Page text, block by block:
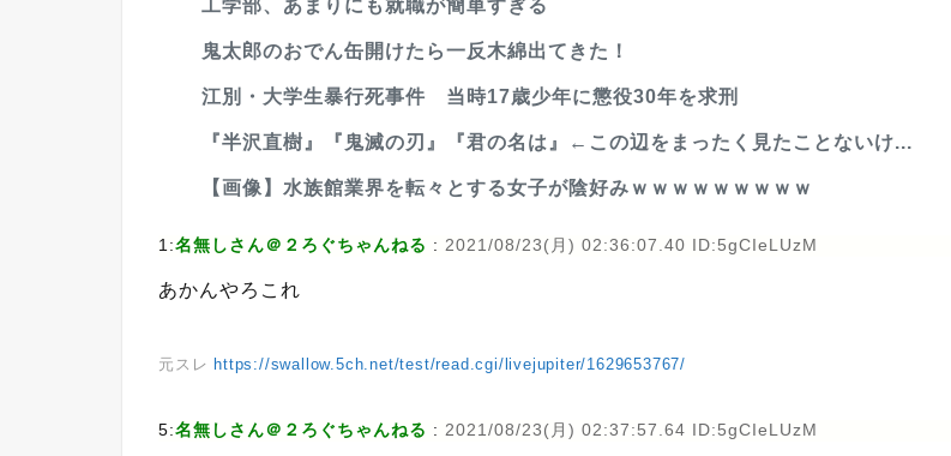
工学部、あまりにも就職が簡単すぎる
鬼太郎のおでん缶開けたら一反木綿出てきた！
江別・大学生暴行死事件 当時17歳少年に懲役30年を求刑
『半沢直樹』『鬼滅の刃』『君の名は』←この辺をまったく見たことないけ...
【画像】水族館業界を転々とする女子が陰好みｗｗｗｗｗｗｗｗｗ
1:名無しさん＠２ろぐちゃんねる : 2021/08/23(月) 02:36:07.40 ID:5gCIeLUzM
あかんやろこれ
元スレ https://swallow.5ch.net/test/read.cgi/livejupiter/1629653767/
5:名無しさん＠２ろぐちゃんねる : 2021/08/23(月) 02:37:57.64 ID:5gCIeLUzM